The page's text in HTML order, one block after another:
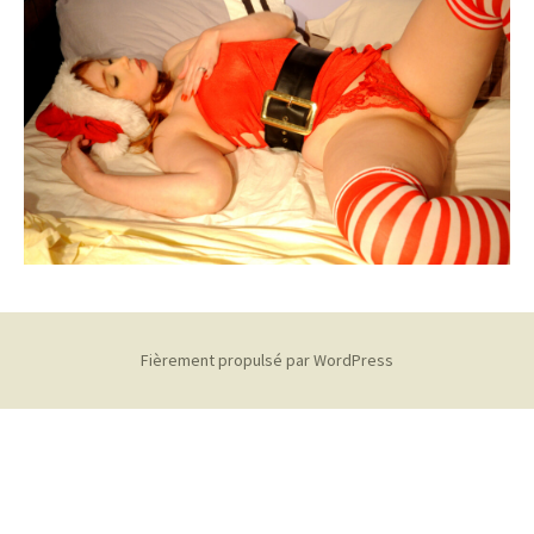
Fièrement propulsé par WordPress